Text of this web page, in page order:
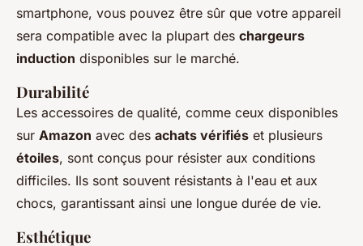
smartphone, vous pouvez être sûr que votre appareil
sera compatible avec la plupart des chargeurs
induction disponibles sur le marché.
Durabilité
Les accessoires de qualité, comme ceux disponibles
sur Amazon avec des achats vérifiés et plusieurs
étoiles, sont conçus pour résister aux conditions
difficiles. Ils sont souvent résistants à l'eau et aux
chocs, garantissant ainsi une longue durée de vie.
Esthétique